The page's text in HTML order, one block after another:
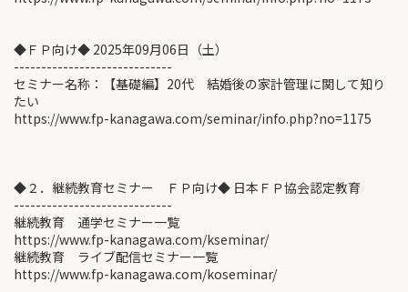
◆ＦＰ向け◆ 2025年09月06日（土）
-----------------------------
セミナー名称：【基礎編】20代 結婚後の家計管理に関して知り
たい
https://www.fp-kanagawa.com/seminar/info.php?no=1175
◆２．継続教育セミナー ＦＰ向け◆ 日本ＦＰ協会認定教育
-----------------------------
継続教育 通学セミナー一覧
https://www.fp-kanagawa.com/kseminar/
継続教育 ライブ配信セミナー一覧
https://www.fp-kanagawa.com/koseminar/